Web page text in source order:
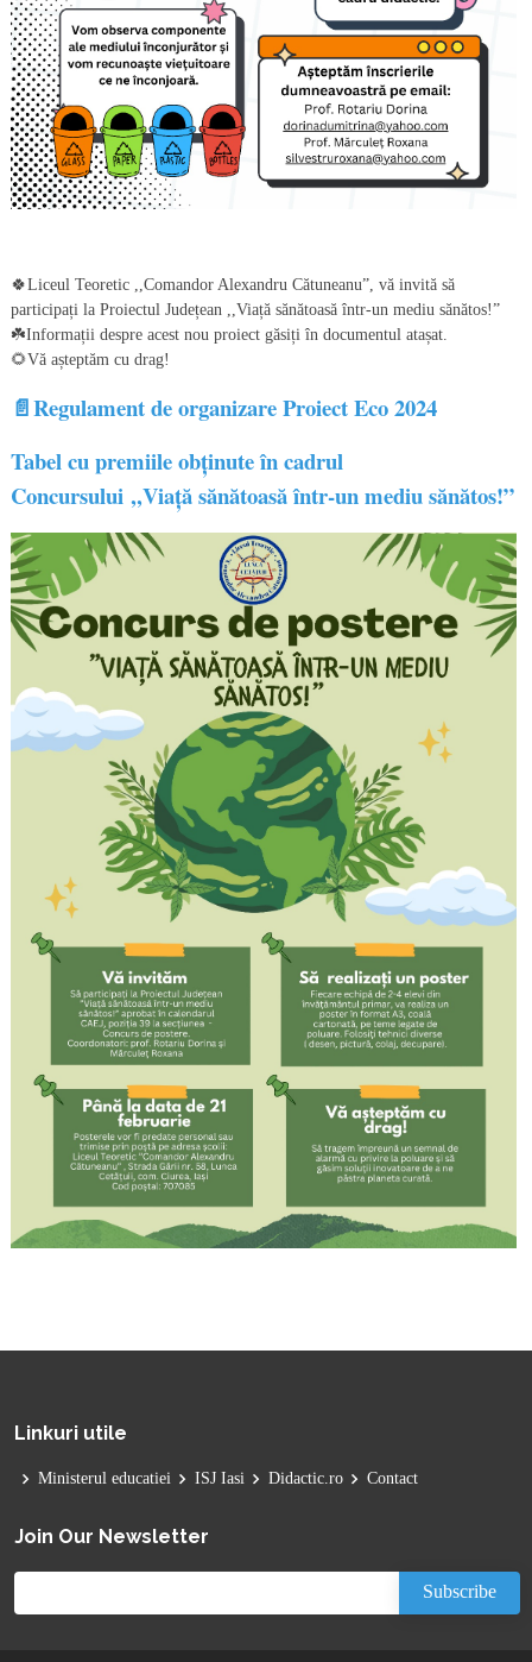
🍀Liceul Teoretic ,,Comandor Alexandru Cătuneanu”, vă invită să
participați la Proiectul Județean ,,Viață sănătoasă într-un mediu sănătos!”
☘️Informații despre acest nou proiect găsiți în documentul atașat.
🌻Vă așteptăm cu drag!
📄Regulament de organizare Proiect Eco 2024
Tabel cu premiile obținute în cadrul
Concursului ,,Viață sănătoasă într-un mediu sănătos!”
Linkuri utile
Ministerul educatiei ISJ Iasi Didactic.ro Contact
Join Our Newsletter